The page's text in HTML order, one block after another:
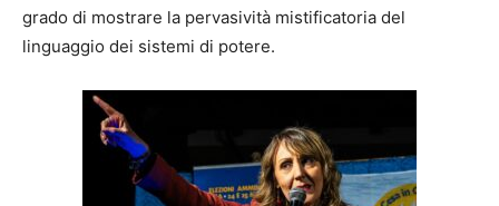
grado di mostrare la pervasività mistificatoria del
linguaggio dei sistemi di potere.